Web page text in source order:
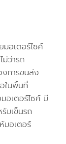
อเตอร์ไซค์
ม่ว่ารถ
การขนส่ง
ในพื้นที่
อเตอร์ไซค์ มี
บเข็นรถ
มอเตอร์